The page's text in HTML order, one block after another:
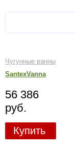
Чугунные ванны
SantexVanna
56 386
руб.
Купить